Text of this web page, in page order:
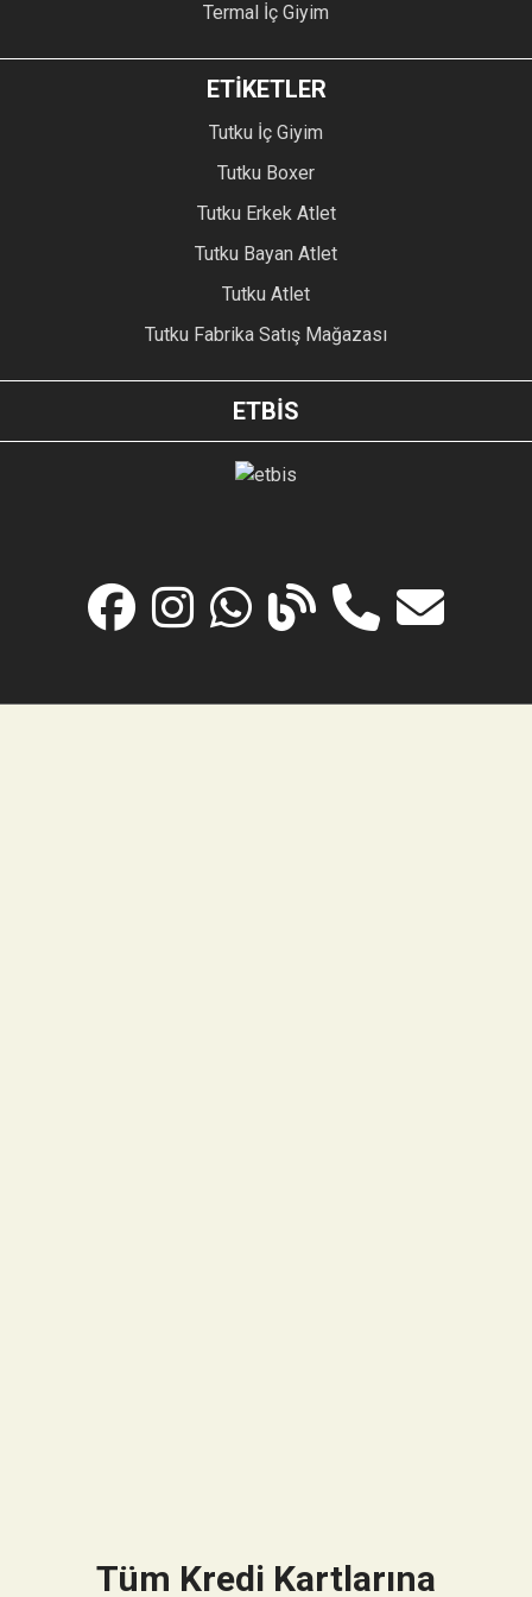
Termal İç Giyim
ETİKETLER
Tutku İç Giyim
Tutku Boxer
Tutku Erkek Atlet
Tutku Bayan Atlet
Tutku Atlet
Tutku Fabrika Satış Mağazası
ETBİS
Tüm Kredi Kartlarına